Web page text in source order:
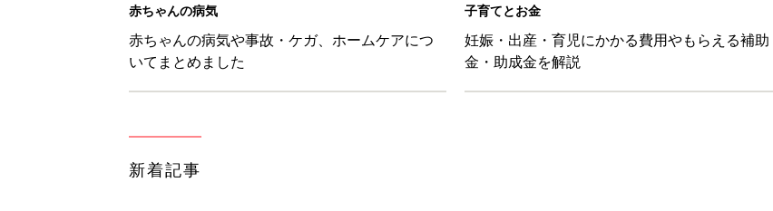
赤ちゃんの病気
赤ちゃんの病気や事故・ケガ、ホームケアにつ
いてまとめました
子育てとお金
妊娠・出産・育児にかかる費用やもらえる補助
金・助成金を解説
新着記事